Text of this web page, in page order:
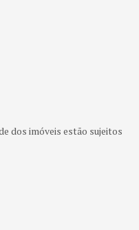
dos imóveis estão sujeitos